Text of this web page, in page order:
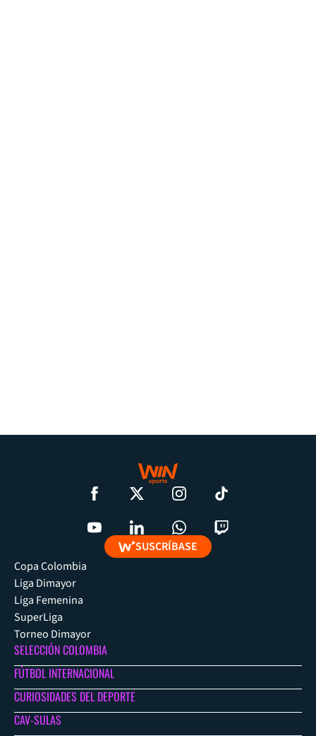
SUSCRÍBASE
Copa Colombia
Liga Dimayor
Liga Femenina
SuperLiga
Torneo Dimayor
SELECCIÓN COLOMBIA
FÚTBOL INTERNACIONAL
CURIOSIDADES DEL DEPORTE
CAV-SULAS